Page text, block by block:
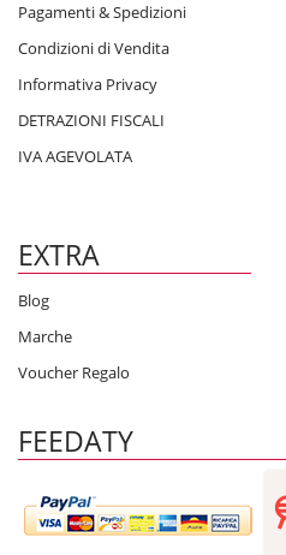
Pagamenti & Spedizioni
Condizioni di Vendita
Informativa Privacy
DETRAZIONI FISCALI
IVA AGEVOLATA
EXTRA
Blog
Marche
Voucher Regalo
FEEDATY